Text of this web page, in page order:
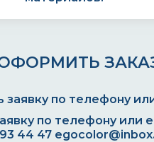
по телефону или
44 47